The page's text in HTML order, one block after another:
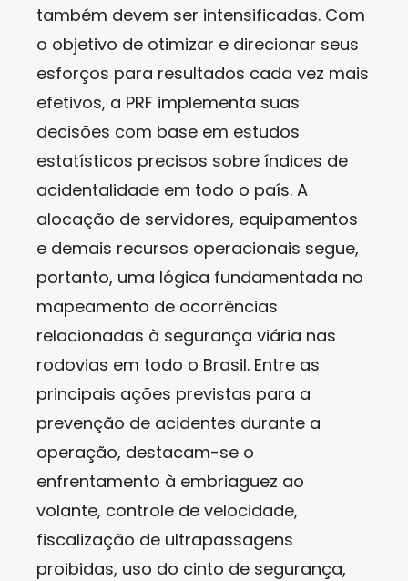
também devem ser intensificadas. Com
o objetivo de otimizar e direcionar seus
esforços para resultados cada vez mais
efetivos, a PRF implementa suas
decisões com base em estudos
estatísticos precisos sobre índices de
acidentalidade em todo o país. A
alocação de servidores, equipamentos
e demais recursos operacionais segue,
portanto, uma lógica fundamentada no
mapeamento de ocorrências
relacionadas à segurança viária nas
rodovias em todo o Brasil. Entre as
principais ações previstas para a
prevenção de acidentes durante a
operação, destacam-se o
enfrentamento à embriaguez ao
volante, controle de velocidade,
fiscalização de ultrapassagens
proibidas, uso do cinto de segurança,